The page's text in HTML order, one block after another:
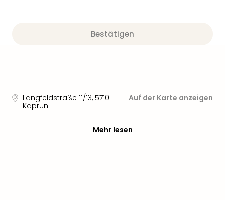
Bestätigen
Langfeldstraße 11/13, 5710
Kaprun
Auf der Karte anzeigen
Mehr lesen